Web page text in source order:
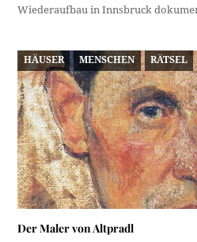
Wiederaufbau in Innsbruck
HÄUSER MENSCHEN RÄTSEL
Der Maler von Altpradl